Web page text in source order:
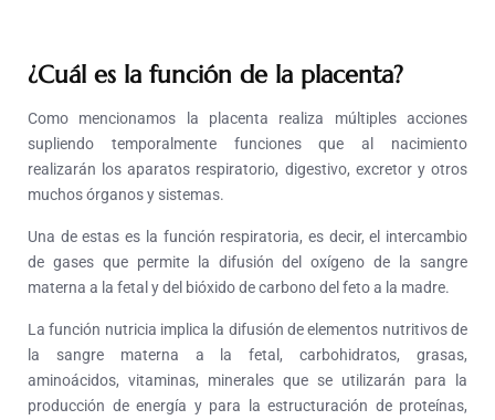
¿Cuál es la función de la placenta?
Como mencionamos la placenta realiza múltiples acciones
supliendo temporalmente funciones que al nacimiento
realizarán los aparatos respiratorio, digestivo, excretor y otros
muchos órganos y sistemas.
Una de estas es la función respiratoria, es decir, el intercambio
de gases que permite la difusión del oxígeno de la sangre
materna a la fetal y del bióxido de carbono del feto a la madre.
La función nutricia implica la difusión de elementos nutritivos de
la sangre materna a la fetal, carbohidratos, grasas,
aminoácidos, vitaminas, minerales que se utilizarán para la
producción de energía y para la estructuración de proteínas,